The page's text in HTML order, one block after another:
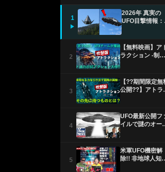
1
▶
2026年 真実の
UFO目撃情報：
2
【無料映画】ア
ラクション -制圧-
3
【??期間限定無
公開??】アトラ
4
UFO最新公開フ
イルで謎のオー
5
米軍UFO機密解
除!! 非地球人知